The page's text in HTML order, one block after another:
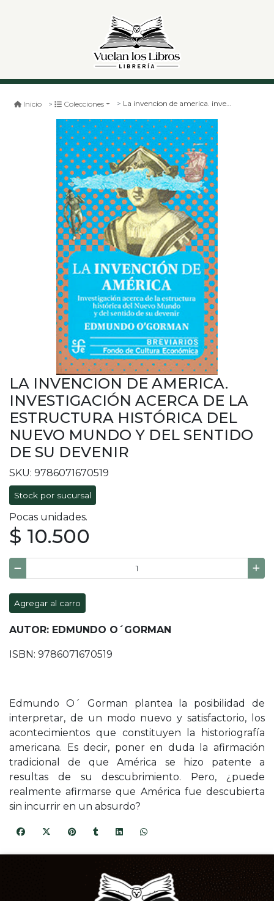
Inicio Colecciones La invencion de america. investigación acerca de la estructura histórica del nuevo mundo y del sentido de su devenir
LA INVENCION DE AMERICA.
INVESTIGACIÓN ACERCA DE LA
ESTRUCTURA HISTÓRICA DEL
NUEVO MUNDO Y DEL SENTIDO
DE SU DEVENIR
SKU: 9786071670519
Stock por sucursal
Pocas unidades.
$ 10.500
Agregar al carro
AUTOR: EDMUNDO O´GORMAN
ISBN: 9786071670519
Edmundo O´ Gorman plantea la posibilidad de
interpretar, de un modo nuevo y satisfactorio, los
acontecimientos que constituyen la historiografía
americana. Es decir, poner en duda la afirmación
tradicional de que América se hizo patente a
resultas de su descubrimiento. Pero, ¿puede
realmente afirmarse que América fue descubierta
sin incurrir en un absurdo?